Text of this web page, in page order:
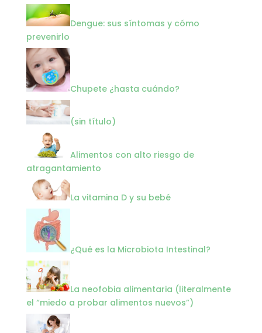
Dengue: sus síntomas y cómo
prevenirlo
Chupete ¿hasta cuándo?
(sin título)2087
Alimentos con alto riesgo de
atragantamiento
La vitamina D y su bebé
¿Qué es la Microbiota Intestinal?
La neofobia alimentaria (literalmente
el “miedo a probar alimentos nuevos”)